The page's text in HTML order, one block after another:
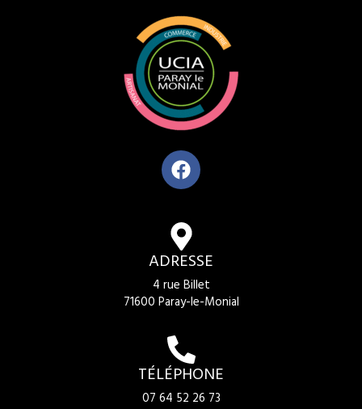
ADRESSE
4 rue Billet
71600 Paray-le-Monial
TÉLÉPHONE
07 64 52 26 73